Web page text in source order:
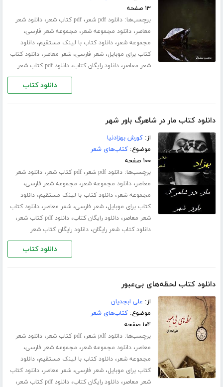
۱۳ صفحه
برچسب‌ها:دانلود pdf شعر ،pdf کتاب شعر ،دانلود شعر
معاصر،دانلود مجموعه شعر، مجموعه شعر فارسی،
مجموعه شعر،دانلود کتاب با لینک مستقیم،دانلود
کتاب برای موبایل،شعر فارسی،شعر معاصر،دانلود کتاب
شعر معاصر،دانلود رایگان کتاب،دانلود pdf کتاب شعر
دانلود کتاب
دانلود کتاب مار در شاهرگ باور شهر
از:کورش بهزادنیا
موضوع:کتاب‌های شعر
۱۰۰ صفحه
برچسب‌ها:دانلود pdf شعر ،pdf کتاب شعر ،دانلود شعر
معاصر،دانلود مجموعه شعر، مجموعه شعر فارسی،
مجموعه شعر،دانلود کتاب با لینک مستقیم،دانلود
کتاب برای موبایل،شعر فارسی،شعر معاصر،دانلود کتاب
شعر معاصر،دانلود رایگان کتاب،دانلود pdf کتاب شعر ،
دانلود کتاب شعر رایگان،دانلود رایگان کتاب شعر
دانلود کتاب
دانلود کتاب لحظه‌های بی‌عبور
از: علی ابجدیان
موضوع:کتاب‌های شعر
۱۰۴ صفحه
برچسب‌ها:دانلود pdf شعر ،pdf کتاب شعر ،دانلود شعر
معاصر،دانلود مجموعه شعر، مجموعه شعر فارسی،
مجموعه شعر،دانلود کتاب با لینک مستقیم،دانلود
کتاب برای موبایل،شعر فارسی،شعر معاصر،دانلود کتاب
شعر معاصر،دانلود رایگان کتاب،دانلود pdf کتاب شعر ،